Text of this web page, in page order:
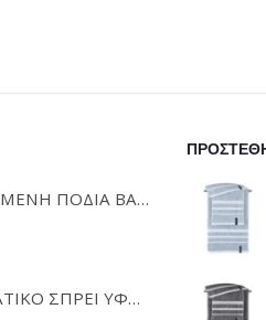
ΚΕΝΤΗΜΕΝΗ ΠΟΔΙΑ ΒΑΦΤΙΣΗΣ "Η ΝΟΝΑ ΜΟΥ" RAISON D'ETRE
ΑΡΩΜΑΤΙΚΟ ΣΠΡΕΙ ΥΦΑΣΜΑΤΩΝ WHITE MUSK 200ml ELEGANT